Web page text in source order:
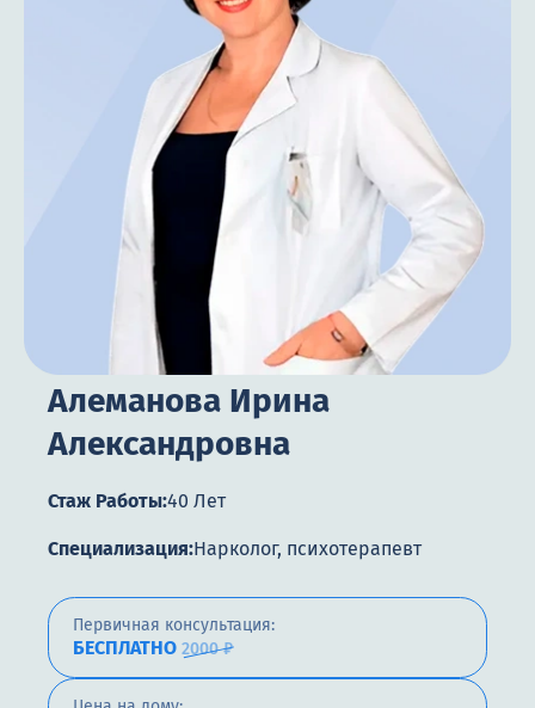
Контакты
Круглосуточно, анонимно
+7 (905) 483-87-88
Адрес call-центра
Самара, Некрасовская улица, 74
Алеманова Ирина
Александровна
Стаж Работы:40 Лет
Специализация:Нарколог, психотерапевт
Первичная консультация:
БЕСПЛАТНО 2000 ₽